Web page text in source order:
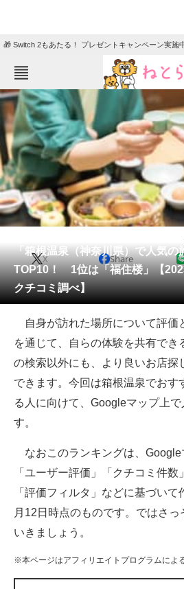
🎁 Switch 2もあたる！ プレゼントキャンペーン実施
ねとらぼメニュー
TOP ニュー
エンタメ クイズ
グルメ 地域
住まい 教育・
動物 リサー
会員記事
メディア
注目記事を集めた総合ページ
ITの今と未来を見通す
スマホと通信の最新トレンド
進化するPCとデバイスの未来
ビジネスと働き方のヒント
企業ITのトレンドを詳説
「箱根温泉（神奈川県）で人気の
TOP10！ 1位は「福住楼」【
クチコミ調べ】
X Share
自身が訪れた場所について評価
を通じて、自らの体験を共有でき
の検索以外にも、より良いお店探
できます。今回は箱根温泉でおす
る人に向けて、Googleマップ上
す。
なおこのランキングは、Google
「ユーザー評価」「クチコミ件数
「評価フィルタ」などに基づい
月12日時点のものです。ではさ
いきましょう。
※本ページはアフィリエイトプログラムによ